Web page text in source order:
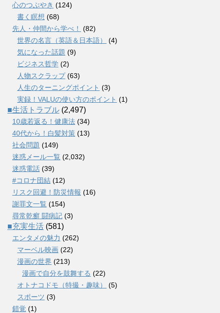
心のつぶやき (124)
書く瞑想 (68)
先人・仲間から学べ！
(82)
世界の名言（英語＆日本語）
(4)
気になった話題 (9)
ビジネス哲学 (2)
人物スクラップ(63)
人生のターニングポイント (3)
実録！VALUの使い方のポイント (1)
■生活トラブル (2,497)
10歳若返る！健康法 (34)
40代から！白髪対策 (13)
社会問題 (149)
迷惑メール一覧 (2,032)
迷惑電話 (39)
#コロナ団結 (12)
リスク回避！防災情報 (16)
謝罪文一覧 (154)
尋常乾癬 闘病記 (3)
■充実生活 (581)
エンタメの魅力 (262)
マーベル映画 (22)
漫画の世界 (213)
漫画で自分を鼓舞する (22)
オトナコドモ（特撮・趣味）
(5)
スポーツ (3)
錯覚 (1)